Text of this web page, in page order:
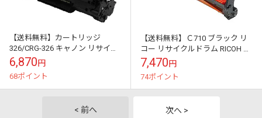
【送料無料】カートリッジ
326/CRG-326 キャノン リサイク
ルトナー キヤノン のレーザープ
リンタにはやっぱりリサイクル
トナ...
6,870円
68ポイント
【送料無料】Ｃ710 ブラック リ
コー リサイクルドラム RICOH の
レーザープリンタにはやっぱり
リサイクル
7,470円
74ポイント
< 前へ 次へ >